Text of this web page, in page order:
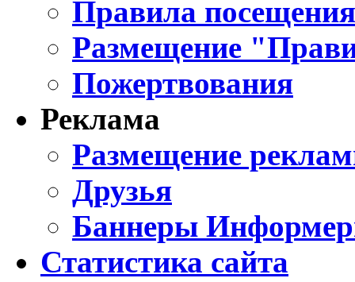
Правила
Размещение
Пожертвования
Реклама
Размещение
Друзья
Баннеры
Статистика сайта